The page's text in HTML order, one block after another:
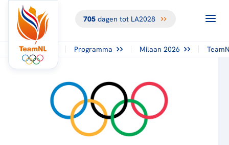
705dagen tot LA2028
Programma Milaan 2026